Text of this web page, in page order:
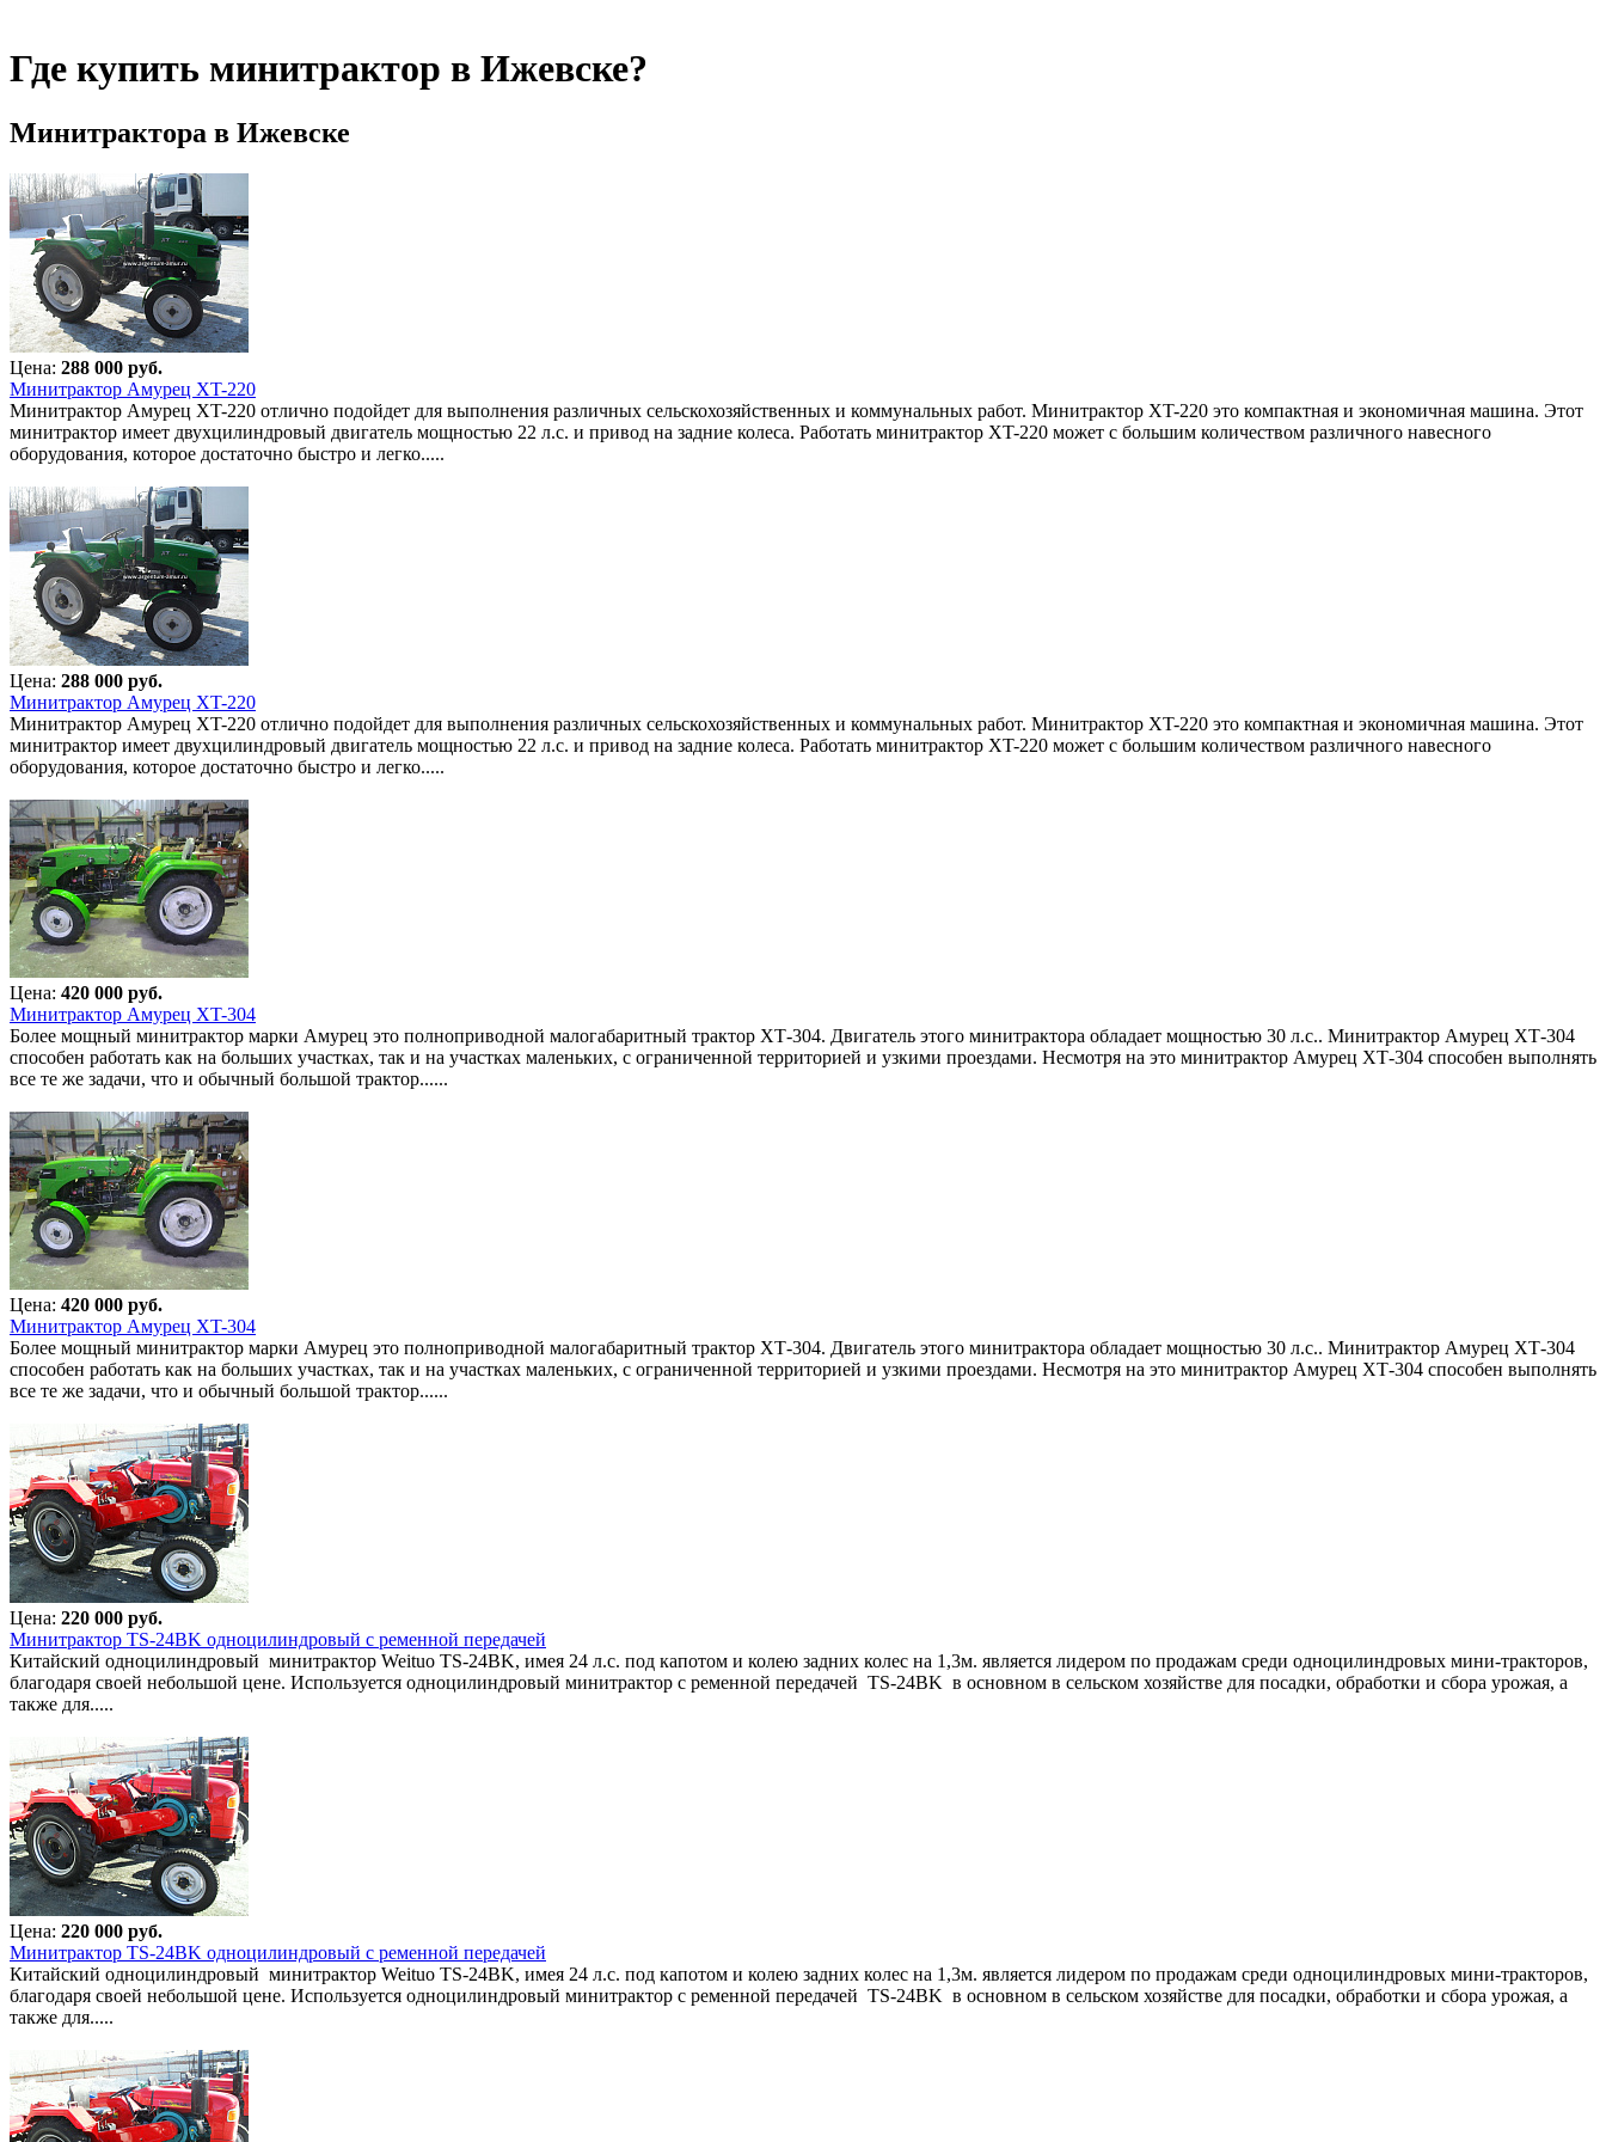
Где купить минитрактор в Ижевске?
Минитрактора в Ижевске
Цена: 288 000 руб.
Минитрактор Амурец XT-220
Минитрактор Амурец XT-220 отлично подойдет для выполнения различных сельскохозяйственных и коммунальных работ. Минитрактор XT-220 это компактная и экономичная машина. Этот
минитрактор имеет двухцилиндровый двигатель мощностью 22 л.с. и привод на задние колеса. Работать минитрактор XT-220 может с большим количеством различного навесного
оборудования, которое достаточно быстро и легко.....
Цена: 288 000 руб.
Минитрактор Амурец XT-220
Минитрактор Амурец XT-220 отлично подойдет для выполнения различных сельскохозяйственных и коммунальных работ. Минитрактор XT-220 это компактная и экономичная машина. Этот
минитрактор имеет двухцилиндровый двигатель мощностью 22 л.с. и привод на задние колеса. Работать минитрактор XT-220 может с большим количеством различного навесного
оборудования, которое достаточно быстро и легко.....
Цена: 420 000 руб.
Минитрактор Амурец XT-304
Более мощный минитрактор марки Амурец это полноприводной малогабаритный трактор ХТ-304. Двигатель этого минитрактора обладает мощностью 30 л.с.. Минитрактор Амурец ХТ-304
способен работать как на больших участках, так и на участках маленьких, с ограниченной территорией и узкими проездами. Несмотря на это минитрактор Амурец ХТ-304 способен выполнять
все те же задачи, что и обычный большой трактор......
Цена: 420 000 руб.
Минитрактор Амурец XT-304
Более мощный минитрактор марки Амурец это полноприводной малогабаритный трактор ХТ-304. Двигатель этого минитрактора обладает мощностью 30 л.с.. Минитрактор Амурец ХТ-304
способен работать как на больших участках, так и на участках маленьких, с ограниченной территорией и узкими проездами. Несмотря на это минитрактор Амурец ХТ-304 способен выполнять
все те же задачи, что и обычный большой трактор......
Цена: 220 000 руб.
Минитрактор TS-24BK одноцилиндровый с ременной передачей
Китайский одноцилиндровый минитрактор Weituo TS-24BK, имея 24 л.с. под капотом и колею задних колес на 1,3м. является лидером по продажам среди одноцилиндровых мини-тракторов,
благодаря своей небольшой цене. Используется одноцилиндровый минитрактор с ременной передачей TS-24BK в основном в сельском хозяйстве для посадки, обработки и сбора урожая, а
также для.....
Цена: 220 000 руб.
Минитрактор TS-24BK одноцилиндровый с ременной передачей
Китайский одноцилиндровый минитрактор Weituo TS-24BK, имея 24 л.с. под капотом и колею задних колес на 1,3м. является лидером по продажам среди одноцилиндровых мини-тракторов,
благодаря своей небольшой цене. Используется одноцилиндровый минитрактор с ременной передачей TS-24BK в основном в сельском хозяйстве для посадки, обработки и сбора урожая, а
также для.....